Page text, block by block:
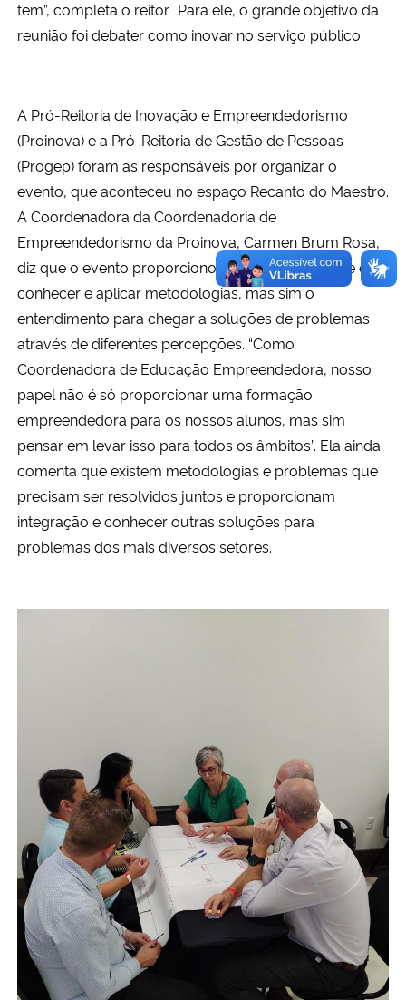
tem”, completa o reitor. Para ele, o grande objetivo da
reunião foi debater como inovar no serviço público.
A Pró-Reitoria de Inovação e Empreendedorismo
(Proinova) e a Pró-Reitoria de Gestão de Pessoas
(Progep) foram as responsáveis por organizar o
evento, que aconteceu no espaço Recanto do Maestro.
A Coordenadora da Coordenadoria de
Empreendedorismo da Proinova, Carmen Brum Rosa,
diz que o evento proporcionou muito mais do que o
conhecer e aplicar metodologias, mas sim o
entendimento para chegar a soluções de problemas
através de diferentes percepções. “Como
Coordenadora de Educação Empreendedora, nosso
papel não é só proporcionar uma formação
empreendedora para os nossos alunos, mas sim
pensar em levar isso para todos os âmbitos”. Ela ainda
comenta que existem metodologias e problemas que
precisam ser resolvidos juntos e proporcionam
integração e conhecer outras soluções para
problemas dos mais diversos setores.